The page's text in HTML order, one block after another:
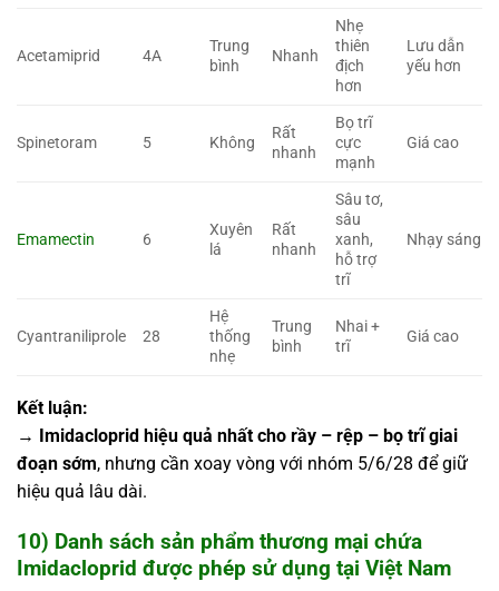
Acetamiprid 4A
Trung
bình
Nhanh
Nhẹ
thiên
địch
hơn
Lưu dẫn
yếu hơn
Spinetoram 5 Không
Rất
nhanh
Bọ trĩ
cực
mạnh
Giá cao
Emamectin 6
Xuyên
lá
Rất
nhanh
Sâu tơ,
sâu
xanh,
hỗ trợ
trĩ
Nhạy sáng
Cyantraniliprole 28
Hệ
thống
nhẹ
Trung
bình
Nhai +
trĩ
Giá cao
Kết luận:
→ Imidacloprid hiệu quả nhất cho rầy – rệp – bọ trĩ giai
đoạn sớm, nhưng cần xoay vòng với nhóm 5/6/28 để giữ
hiệu quả lâu dài.
10) Danh sách sản phẩm thương mại chứa
Imidacloprid được phép sử dụng tại Việt Nam